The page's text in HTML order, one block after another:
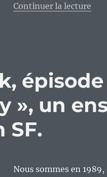
Continuer la lecturede
», un
SF.
Nous sommes en